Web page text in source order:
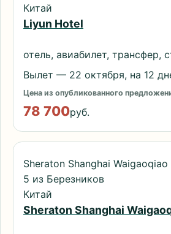
Китай
Liyun Hotel
отель, авиабилет, трансфер,
Вылет — 22 октября, на 12
Цена из опубликованного
78 700руб.
Sheraton Shanghai
5 из Березников
Китай
Sheraton Shanghai